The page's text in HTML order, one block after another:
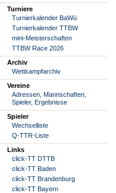
Turniere
Turnierkalender BaWü
Turnierkalender TTBW
mini-Meisterschaften
TTBW Race 2026
Archiv
Wettkampfarchiv
Vereine
Adressen, Mannschaften,
Spieler, Ergebnisse
Spieler
Wechselliste
Q-TTR-Liste
Links
click-TT DTTB
click-TT Baden
click-TT Brandenburg
click-TT Bayern